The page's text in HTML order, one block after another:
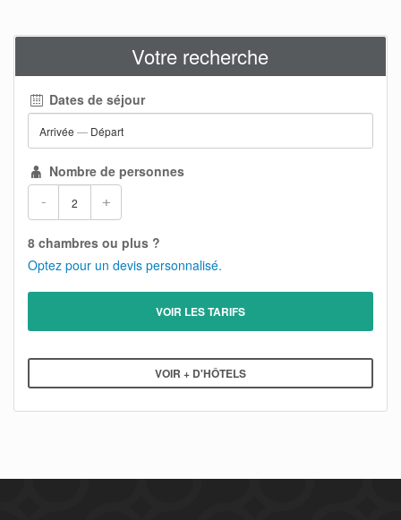
Votre recherche
Dates de séjour
Arrivée — Départ
Nombre de personnes
- +
8 chambres ou plus ?
Optez pour un devis personnalisé.
VOIR LES TARIFS
VOIR + D'HÔTELS